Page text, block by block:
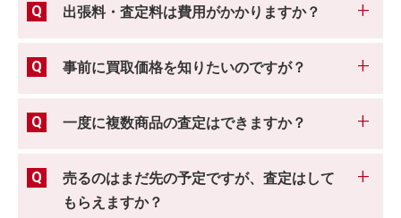
出張料・査定料は費用がかかりますか？
事前に買取価格を知りたいのですが？
一度に複数商品の査定はできますか？
売るのはまだ先の予定ですが、査定はして
もらえますか？